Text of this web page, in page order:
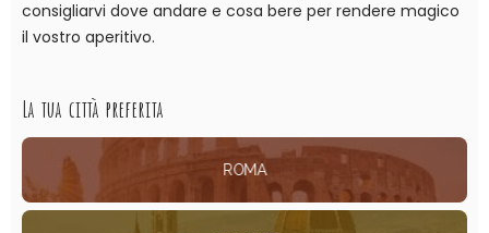
consigliarvi dove andare e cosa bere per rendere magico
il vostro aperitivo.
La tua città preferita
ROMA